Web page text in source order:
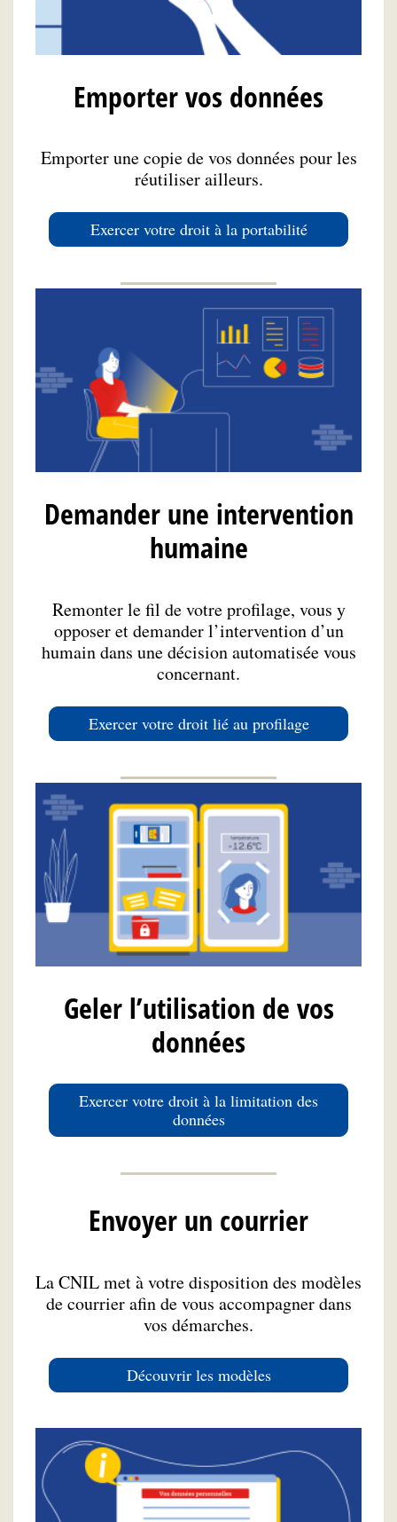
Emporter vos données
Emporter une copie de vos données pour les
réutiliser ailleurs.
Exercer votre droit à la portabilité
Demander une intervention
humaine
Remonter le fil de votre profilage, vous y
opposer et demander l’intervention d’un
humain dans une décision automatisée vous
concernant.
Exercer votre droit lié au profilage
Geler l’utilisation de vos
données
Exercer votre droit à la limitation des
données
Envoyer un courrier
La CNIL met à votre disposition des modèles
de courrier afin de vous accompagner dans
vos démarches.
Découvrir les modèles